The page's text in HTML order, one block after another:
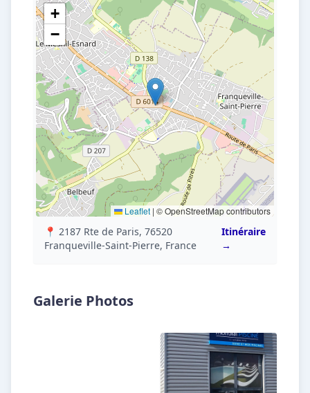
+
−
Leaflet | © OpenStreetMap contributors
📍 2187 Rte de Paris, 76520
Franqueville-Saint-Pierre, France
Itinéraire
→
Galerie Photos